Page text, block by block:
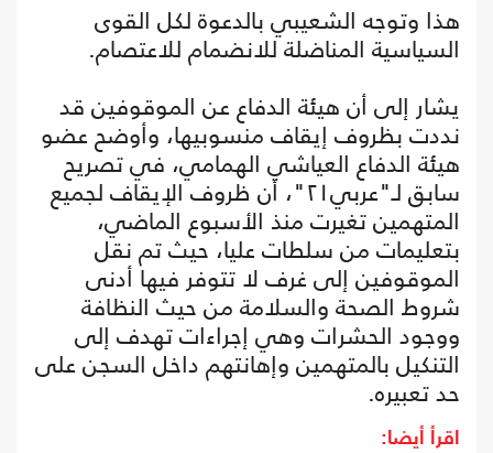
هذا وتوجه الشعيبي بالدعوة لكل القوى
السياسية المناضلة للانضمام للاعتصام.
يشار إلى أن هيئة الدفاع عن الموقوفين قد
نددت بظروف إيقاف منسوبيها، وأوضح عضو
هيئة الدفاع العياشي الهمامي، في تصريح
سابق لـ"عربي٢١"، أن ظروف الإيقاف لجميع
المتهمين تغيرت منذ الأسبوع الماضي،
بتعليمات من سلطات عليا، حيث تم نقل
الموقوفين إلى غرف لا تتوفر فيها أدنى
شروط الصحة والسلامة من حيث النظافة
ووجود الحشرات وهي إجراءات تهدف إلى
التنكيل بالمتهمين وإهانتهم داخل السجن على
حد تعبيره.
اقرأ أيضا: